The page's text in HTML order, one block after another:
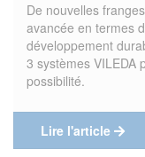
De nouvelles
avancée en termes
développement
3 systèmes VILEDA
possibilité.
Lire l'article